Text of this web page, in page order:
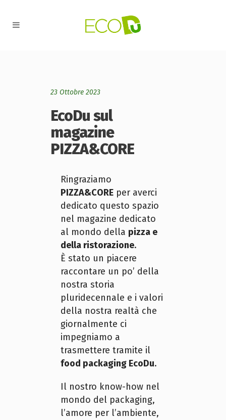
23 Ottobre 2023
EcoDu sul
magazine
PIZZA&CORE
Ringraziamo
PIZZA&CORE per averci
dedicato questo spazio
nel magazine dedicato
al mondo della pizza e
della ristorazione.
È stato un piacere
raccontare un po’ della
nostra storia
pluridecennale e i valori
della nostra realtà che
giornalmente ci
impegniamo a
trasmettere tramite il
food packaging EcoDu.
Il nostro know-how nel
mondo del packaging,
l’amore per l’ambiente,